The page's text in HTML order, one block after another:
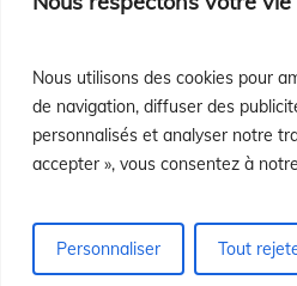
Nous utilisons des cookies pour
de navigation, diffuser des
personnalisés et analyser notre
accepter », vous consentez à
Personnaliser Tout